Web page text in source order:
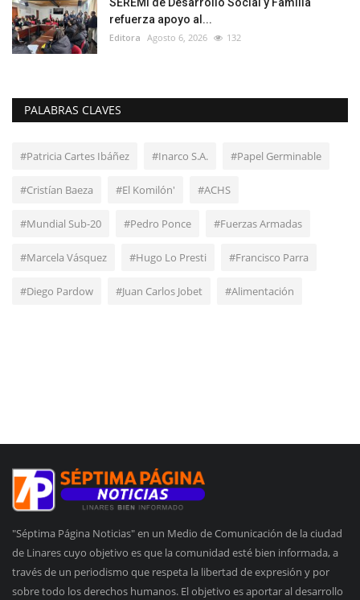
refuerza apoyo al...
Editora Agosto 6, 2026 132
PALABRAS CLAVES
#Patricia Cartes Ibáñez #Inarco S.A. #Papel Germinable
#Cristían Baeza #El Komilón' #ACHS
#Mundial Sub-20 #Pedro Ponce #Fuerzas Armadas
#Marcela Vásquez #Hugo Lo Presti #Francisco Parra
#Diego Pardow #Juan Carlos Jobet #Alimentación
"Séptima Página Noticias" en un Medio de Comunicación de la ciudad
de Linares cuyo objetivo es que la comunidad esté bien informada, a
través de un periodismo que respeta la libertad de expresión y por
sobre todo los derechos humanos. El objetivo es aportar al desarrollo